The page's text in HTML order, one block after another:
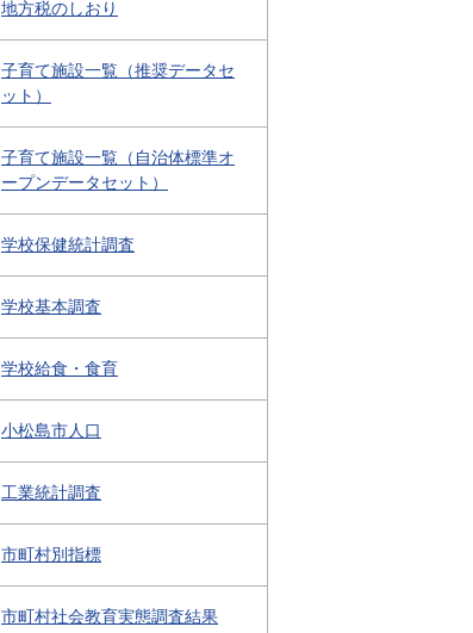
地方税のしおり
子育て施設一覧（推奨データセ
ット）
子育て施設一覧（自治体標準オ
ープンデータセット）
学校保健統計調査
学校基本調査
学校給食・食育
小松島市人口
工業統計調査
市町村別指標
市町村社会教育実態調査結果